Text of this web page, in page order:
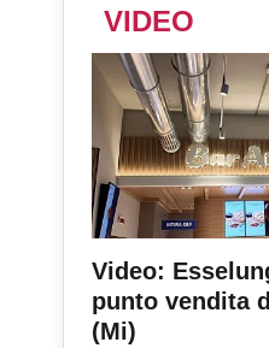
VIDEO
Video:
punto vendita
(Mi)